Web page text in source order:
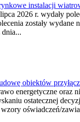
instalacji
2026 r. wydały
zostały
obiektów
energetyczne
ostatecznej
oświadczeń/